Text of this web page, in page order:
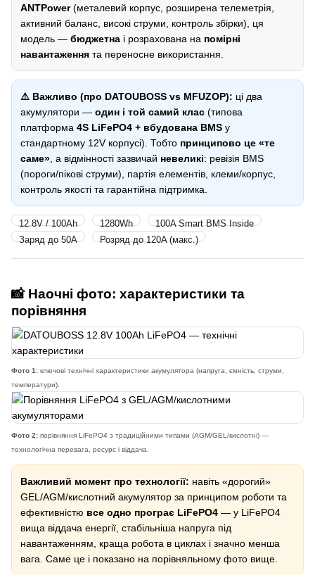
ANTPower(металевий корпус, розширена телеметрія,
активний баланс, високі струми, контроль збірки), ця
модель — бюджетна і розрахована на помірні
навантаження та переносне використання.
⚠️ Важливо (про DATOUBOSS vs MFUZOP): ці два
акумулятори — один і той самий клас (типова
платформа 4S LiFePO4 + вбудована BMS у
стандартному 12V корпусі). Тобто принципово це «те
саме» , а відмінності зазвичай невеликі: ревізія BMS
(пороги/пікові струми), партія елементів, клеми/корпус,
контроль якості та гарантійна підтримка.
12.8V / 100Ah 1280Wh
100A Smart BMS Inside
Заряд до 50A
Розряд до 120A (макс.)
📸 Наочні фото: характеристики та
порівняння
Фото 1: ключові технічні характеристики акумулятора (напруга, ємність, струми,
температури).
Фото 2: порівняння LiFePO4 з традиційними типами (AGM/GEL/кислотні) —
технологічна перевага, ресурс і віддача.
Важливий момент про технології: навіть «дорогий»
GEL/AGM/кислотний акумулятор за принципом роботи та
ефективністю все одно програє LiFePO4 — у LiFePO4
вища віддача енергії, стабільніша напруга під
навантаженням, краща робота в циклах і значно менша
вага. Саме це і показано на порівняльному фото вище.